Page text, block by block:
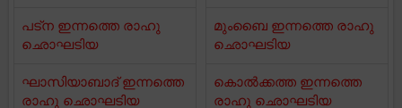
പട്ന ഇന്നത്തെ രാഹു
ഛൊഘടിയ
ഘാസിയാബാദ് ഇന്നത്തെ
രാഹു ഛൊഘടിയ
മുംബൈ ഇന്നത്തെ രാഹു
ഛൊഘടിയ
കൊൽക്കത്ത ഇന്നത്തെ
രാഹു ഛൊഘടിയ